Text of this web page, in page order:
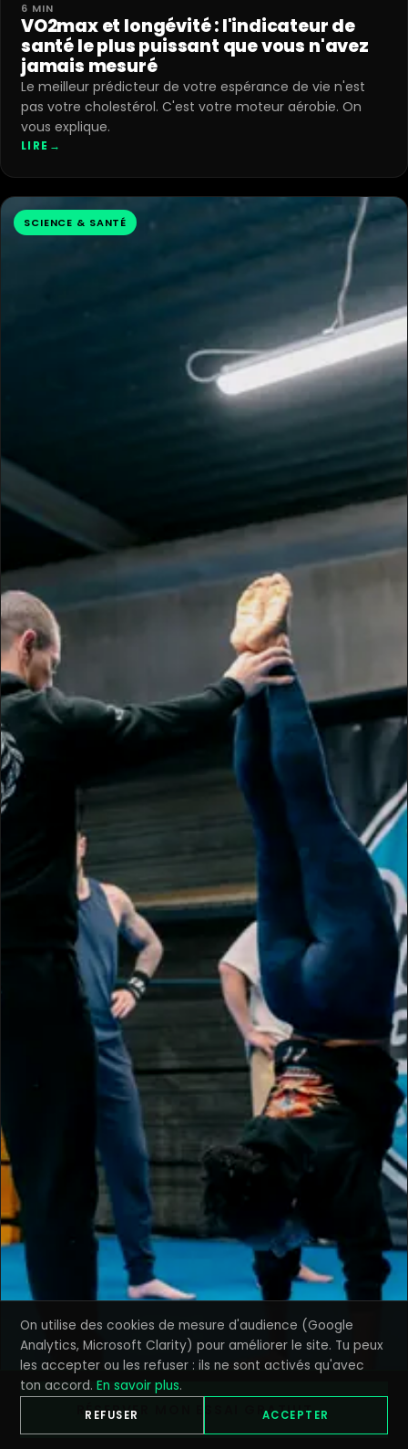
6 MIN
VO2max et longévité : l'indicateur de
santé le plus puissant que vous n'avez
jamais mesuré
Le meilleur prédicteur de votre espérance de vie n'est
pas votre cholestérol. C'est votre moteur aérobie. On
vous explique.
LIRE →
SCIENCE & SANTÉ
RÉSERVER MON ESSAI GRATUIT →
On utilise des cookies de mesure d'audience (Google
Analytics, Microsoft Clarity) pour améliorer le site. Tu peux
les accepter ou les refuser : ils ne sont activés qu'avec
ton accord.En savoir plus.
REFUSER ACCEPTER